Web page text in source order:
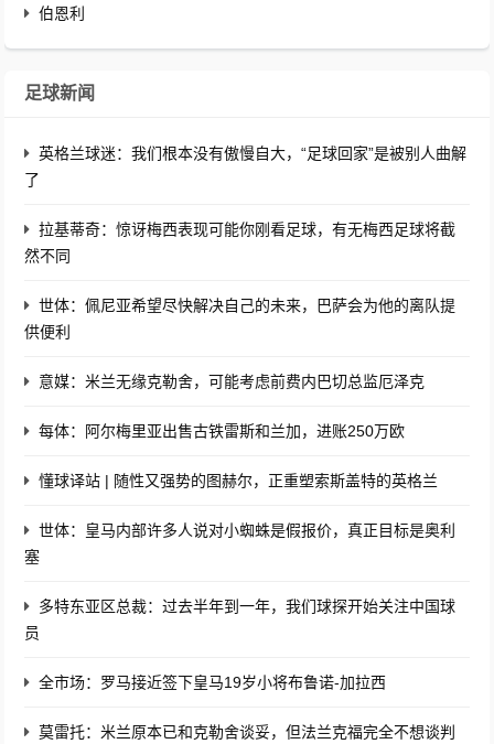
伯恩利
足球新闻
英格兰球迷：我们根本没有傲慢自大，“足球回家”是被别人曲解
了
拉基蒂奇：惊讶梅西表现可能你刚看足球，有无梅西足球将截
然不同
世体：佩尼亚希望尽快解决自己的未来，巴萨会为他的离队提
供便利
意媒：米兰无缘克勒舍，可能考虑前费内巴切总监厄泽克
每体：阿尔梅里亚出售古铁雷斯和兰加，进账250万欧
懂球译站 | 随性又强势的图赫尔，正重塑索斯盖特的英格兰
世体：皇马内部许多人说对小蜘蛛是假报价，真正目标是奥利
塞
多特东亚区总裁：过去半年到一年，我们球探开始关注中国球
员
全市场：罗马接近签下皇马19岁小将布鲁诺-加拉西
莫雷托：米兰原本已和克勒舍谈妥，但法兰克福完全不想谈判